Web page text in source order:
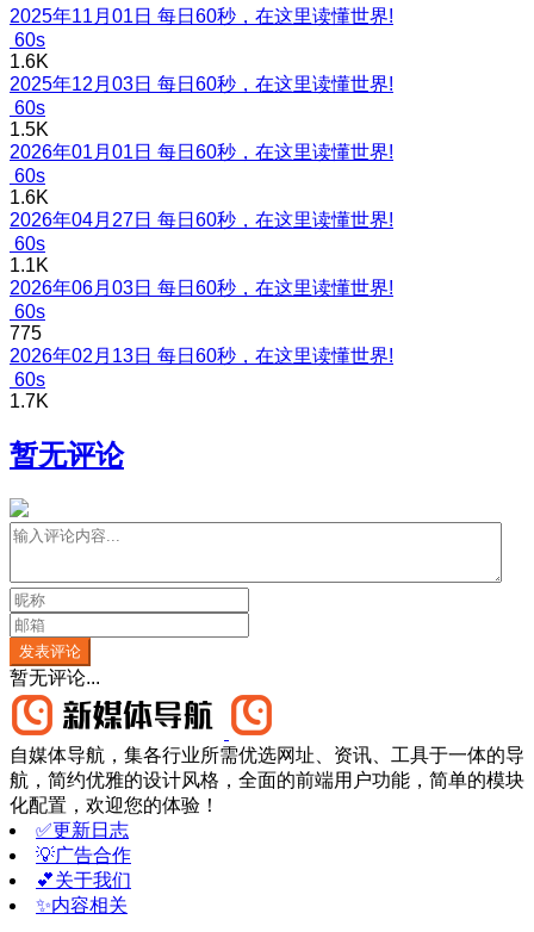
2025年11月01日 每日60秒，在这里读懂世界!
60s
1.6K
2025年12月03日 每日60秒，在这里读懂世界!
60s
1.5K
2026年01月01日 每日60秒，在这里读懂世界!
60s
1.6K
2026年04月27日 每日60秒，在这里读懂世界!
60s
1.1K
2026年06月03日 每日60秒，在这里读懂世界!
60s
775
2026年02月13日 每日60秒，在这里读懂世界!
60s
1.7K
暂无评论
发表评论
暂无评论...
自媒体导航，集各行业所需优选网址、资讯、工具于一体的导
航，简约优雅的设计风格，全面的前端用户功能，简单的模块
化配置，欢迎您的体验！
✅更新日志
💡广告合作
💕关于我们
✨内容相关